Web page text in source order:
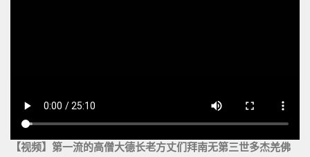
【视频】第一流的高僧大德长老方丈们拜南无第三世多杰羌佛